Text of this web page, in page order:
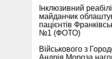
Інклюзивний
майданчик
пацієнтів
№1 (ФОТО)
Військового з
Андрія Мороза